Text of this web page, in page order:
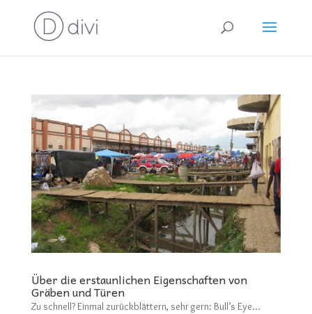
Über die erstaunlichen Eigenschaften von
Gräben und Türen
Zu schnell? Einmal zurückblättern, sehr gern: Bull’s Eye…